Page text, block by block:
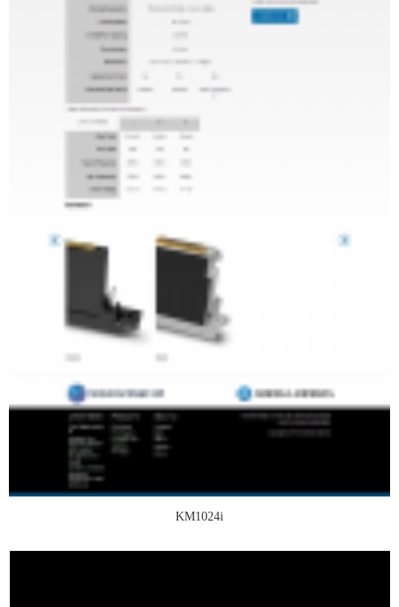
KM1024i